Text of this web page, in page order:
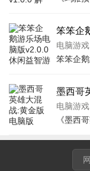
笨笨企
游戏
电脑游戏
墨西哥
电脑游戏